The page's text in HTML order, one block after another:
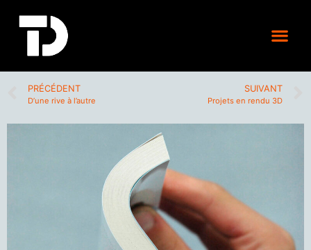
PRÉCÉDENT
D’une rive à l’autre
SUIVANT
Projets en rendu 3D